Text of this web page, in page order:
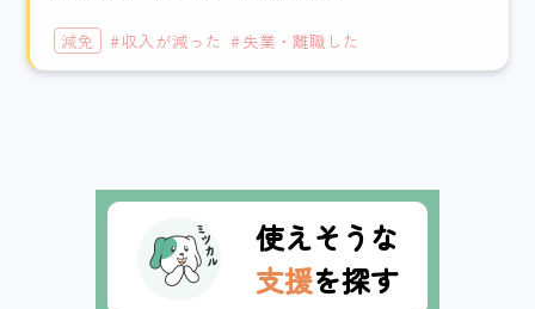
減免 収入が減った 失業・離職した
使えそうな
支援を探す